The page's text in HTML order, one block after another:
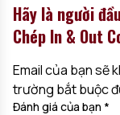
Hãy là người
Chép In & Out
Email của bạn sẽ
trường bắt buộc
Đánh giá của bạn *